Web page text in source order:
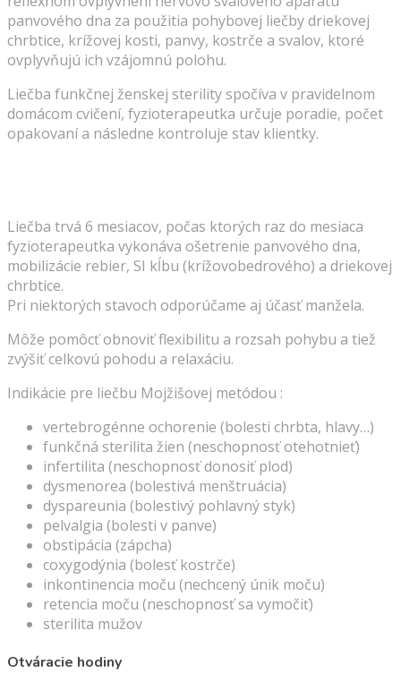
panvového dna za použitia pohybovej liečby driekovej
chrbtice, krížovej kosti, panvy, kostrče a svalov, ktoré
ovplyvňujú ich vzájomnú polohu.
Liečba funkčnej ženskej sterility spočíva v pravidelnom
domácom cvičení, fyzioterapeutka určuje poradie, počet
opakovaní a následne kontroluje stav klientky.
Liečba trvá 6 mesiacov, počas ktorých raz do mesiaca
fyzioterapeutka vykonáva ošetrenie panvového dna,
mobilizácie rebier, SI kĺbu (krížovobedrového) a driekovej
chrbtice.
Pri niektorých stavoch odporúčame aj účasť manžela.
Môže pomôcť obnoviť flexibilitu a rozsah pohybu a tiež
zvýšiť celkovú pohodu a relaxáciu.
Indikácie pre liečbu Mojžišovej metódou :
vertebrogénne ochorenie (bolesti chrbta, hlavy…)
funkčná sterilita žien (neschopnosť otehotnieť)
infertilita (neschopnosť donosiť plod)
dysmenorea (bolestivá menštruácia)
dyspareunia (bolestivý pohlavný styk)
pelvalgia (bolesti v panve)
obstipácia (zápcha)
coxygodýnia (bolesť kostrče)
inkontinencia moču (nechcený únik moču)
retencia moču (neschopnosť sa vymočiť)
sterilita mužov
Otváracie hodiny